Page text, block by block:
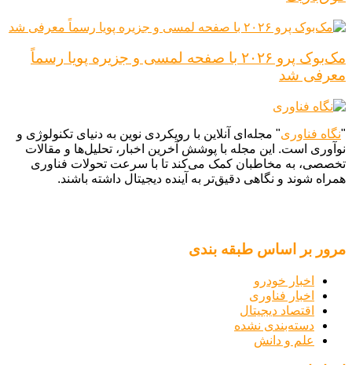
مک‌بوک پرو ۲۰۲۶ با صفحه لمسی و جزیره پویا رسماً
معرفی شد
"نگاه فناوری" مجله‌ای آنلاین با رویکردی نوین به دنیای تکنولوژی و
نوآوری است. این مجله با پوشش آخرین اخبار، تحلیل‌ها و مقالات
تخصصی، به مخاطبان کمک می‌کند تا با سرعت تحولات فناوری
همراه شوند و نگاهی دقیق‌تر به آینده دیجیتال داشته باشند.
مرور بر اساس طبقه بندی
اخبار خودرو
اخبار فناوری
اقتصاد دیجیتال
دسته‌بندی نشده
علم و دانش